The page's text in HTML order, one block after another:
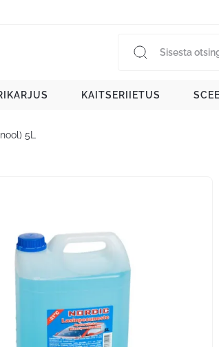
KAITSERIIETUS
5L